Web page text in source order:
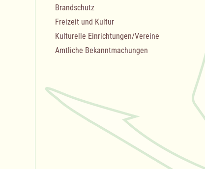
Brandschutz
Freizeit und Kultur
Kulturelle Einrichtungen/Vereine
Amtliche Bekanntmachungen